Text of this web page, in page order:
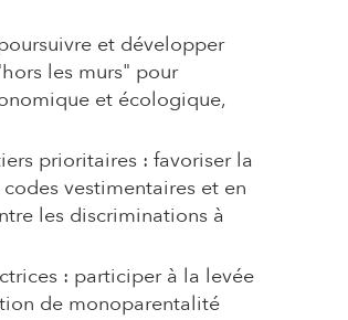
et développer
les murs" pour
et écologique,
prioritaires : favoriser la
vestimentaires et en
les discriminations à
: participer à la levée
de monoparentalité